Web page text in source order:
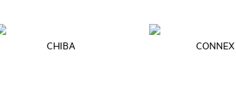
CHIBA CONNEX